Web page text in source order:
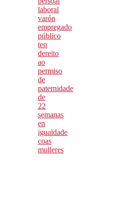
laboral
varón
empregado
público
ten
dereito
ao
permiso
de
paternidade
de
22
semanas
en
igualdade
coas
mulleres